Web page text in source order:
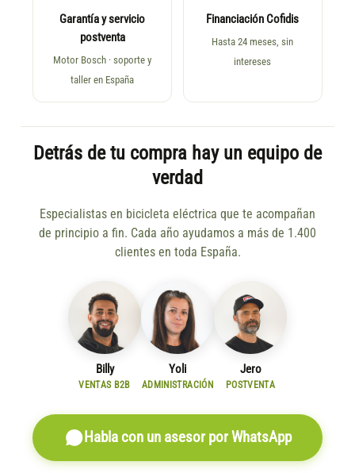
Garantía y servicio
postventa
Motor Bosch · soporte y
taller en España
Financiación Cofidis
Hasta 24 meses, sin
intereses
Detrás de tu compra hay un equipo de
verdad
Especialistas en bicicleta eléctrica que te acompañan
de principio a fin. Cada año ayudamos a más de 1.400
clientes en toda España.
Billy
VENTAS B2B
Yoli
ADMINISTRACIÓN
Jero
POSTVENTA
Habla con un asesor por WhatsApp